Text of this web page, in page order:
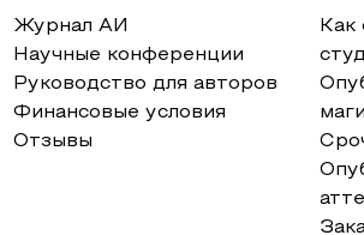
Журнал АИ
Научные конференции
Руководство для авторов
Финансовые условия
Отзывы
Как